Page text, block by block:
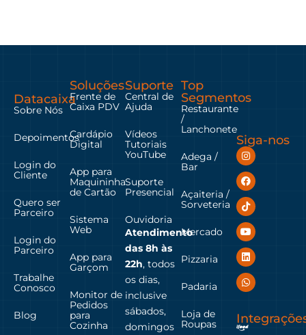
Datacaixa
Sobre Nós
Depoimentos
Login do
Cliente
Quero ser
Parceiro
Login do
Parceiro
Trabalhe
Conosco
Blog
Soluções
Frente de
Caixa PDV
Cardápio
Digital
App para
Maquininha
de Cartão
Sistema
Web
App para
Garçom
Monitor de
Pedidos
para
Cozinha
Suporte
Central de
Ajuda
Vídeos
Tutoriais
YouTube
Suporte
Presencial
Ouvidoria
Atendimento
das 8h às
22h, todos
os dias,
inclusive
sábados,
domingos
Top
Segmentos
Restaurante
/
Lanchonete
Adega /
Bar
Açaiteria /
Sorveteria
Mercado
Pizzaria
Padaria
Loja de
Roupas
Siga-nos